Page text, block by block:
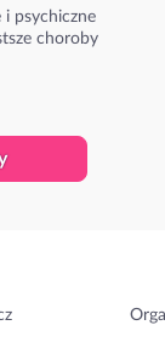
i psychiczne
choroby